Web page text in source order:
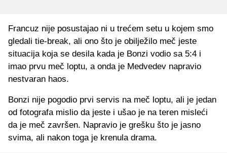
Francuz nije posustajao ni u trećem setu u kojem smo
gledali tie-break, ali ono što je obilježilo meč jeste
situacija koja se desila kada je Bonzi vodio sa 5:4 i
imao prvu meč loptu, a onda je Medvedev napravio
nestvaran haos.
Bonzi nije pogodio prvi servis na meč loptu, ali je jedan
od fotografa mislio da jeste i ušao je na teren misleći
da je meč završen. Napravio je grešku što je jasno
svima, ali nakon toga je krenula drama.